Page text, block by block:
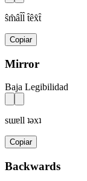
ŝm̂âl̂l̂ t̂êx̂t̂
Copiar
Mirror
Baja Legibilidad
sɯɐll ʇǝxʇ
Copiar
Backwards